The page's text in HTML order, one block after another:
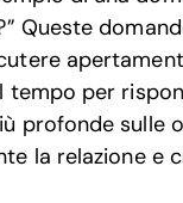
Queste
tempo per
profonde sulle
la relazione e